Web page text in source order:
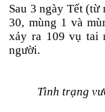
Sau 3 ngày Tết (từ
30, mùng 1 và
xảy ra 109 vụ tai
người.
Tình trạng